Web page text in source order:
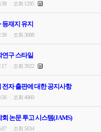
조회 1295
재지 유지
조회 3088
연구 스타일
조회 3922
전자 출판에 대한 공지사항
조회 4060
논문 투고 시스템(JAMS)
조회 5034